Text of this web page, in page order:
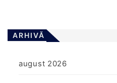
ARHIVĂ
august 2026